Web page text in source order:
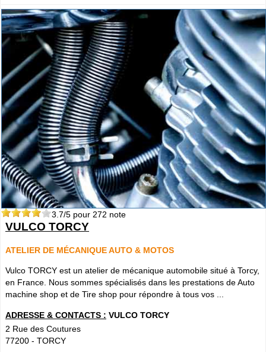
3.7/5 pour 272 note
VULCO TORCY
ATELIER DE MÉCANIQUE AUTO & MOTOS
Vulco TORCY est un atelier de mécanique automobile situé à Torcy,
en France. Nous sommes spécialisés dans les prestations de Auto
machine shop et de Tire shop pour répondre à tous vos ...
ADRESSE & CONTACTS : VULCO TORCY
2 Rue des Coutures
77200 - TORCY